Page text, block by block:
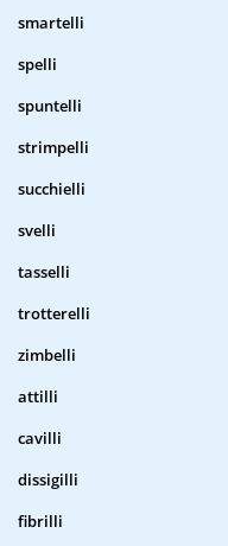
smartelli
spelli
spuntelli
strimpelli
succhielli
svelli
tasselli
trotterelli
zimbelli
attilli
cavilli
dissigilli
fibrilli